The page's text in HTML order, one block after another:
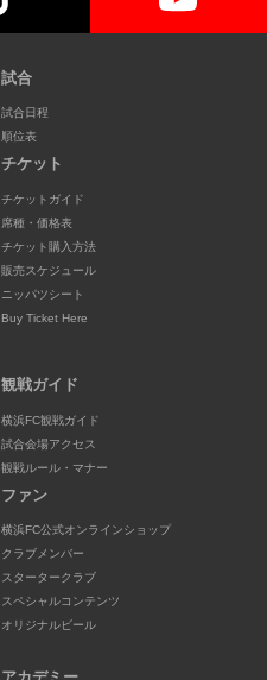
試合
試合日程
順位表
チケット
チケットガイド
席種・価格表
チケット購入方法
販売スケジュール
ニッパツシート
Buy Ticket Here
観戦ガイド
横浜FC観戦ガイド
試合会場アクセス
観戦ルール・マナー
ファン
横浜FC公式オンラインショップ
クラブメンバー
スタータークラブ
スペシャルコンテンツ
オリジナルビール